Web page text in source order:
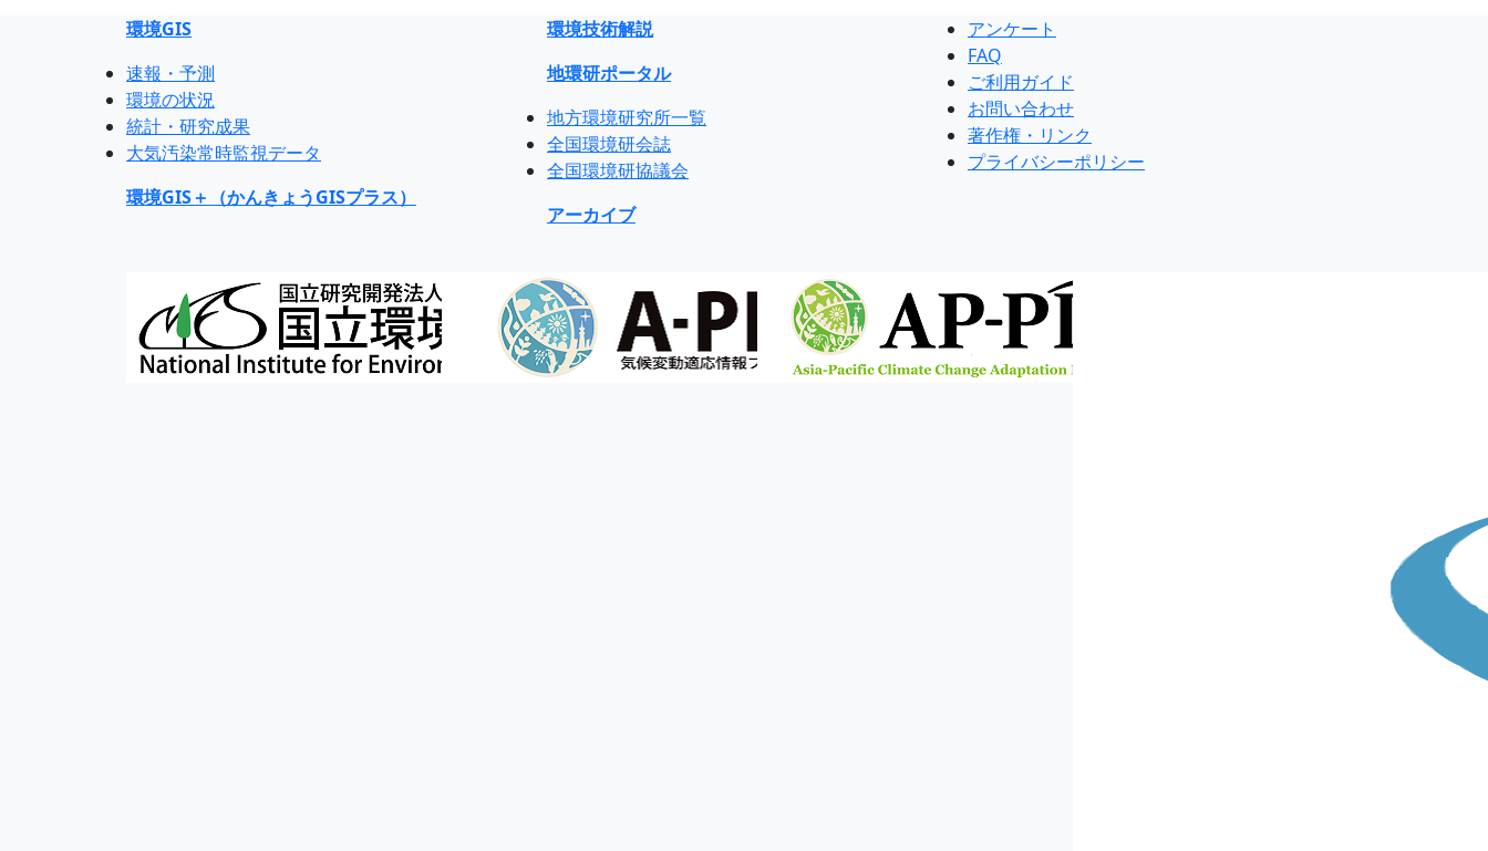
環境GIS
速報・予測
環境の状況
統計・研究成果
大気汚染常時監視データ
環境GIS＋（かんきょうGISプラス）
環境技術解説
地環研ポータル
地方環境研究所一覧
全国環境研会誌
全国環境研協議会
アーカイブ
アンケート
FAQ
ご利用ガイド
お問い合わせ
著作権・リンク
プライバシーポリシー